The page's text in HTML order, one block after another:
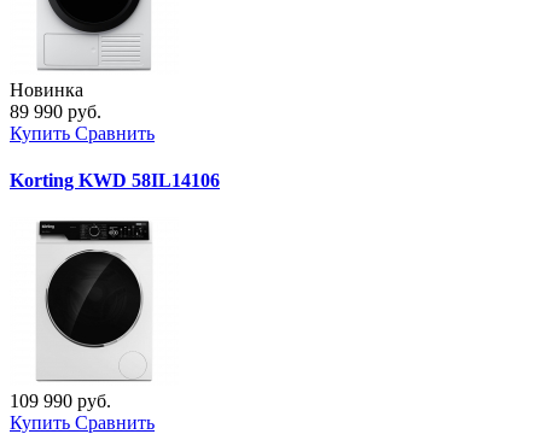
Новинка
89 990 руб.
Купить Сравнить
Korting KWD 58IL14106
109 990 руб.
Купить Сравнить